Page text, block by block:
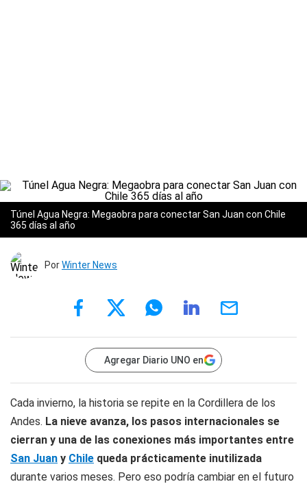
Túnel Agua Negra: Megaobra para conectar San Juan con Chile
365 días al año
PorWinter News
Agregar Diario UNO en
Cada invierno, la historia se repite en la Cordillera de los
Andes. La nieve avanza, los pasos internacionales se
cierran y una de las conexiones más importantes entre
San Juan y Chile queda prácticamente inutilizada
durante varios meses. Pero eso podría cambiar en el futuro